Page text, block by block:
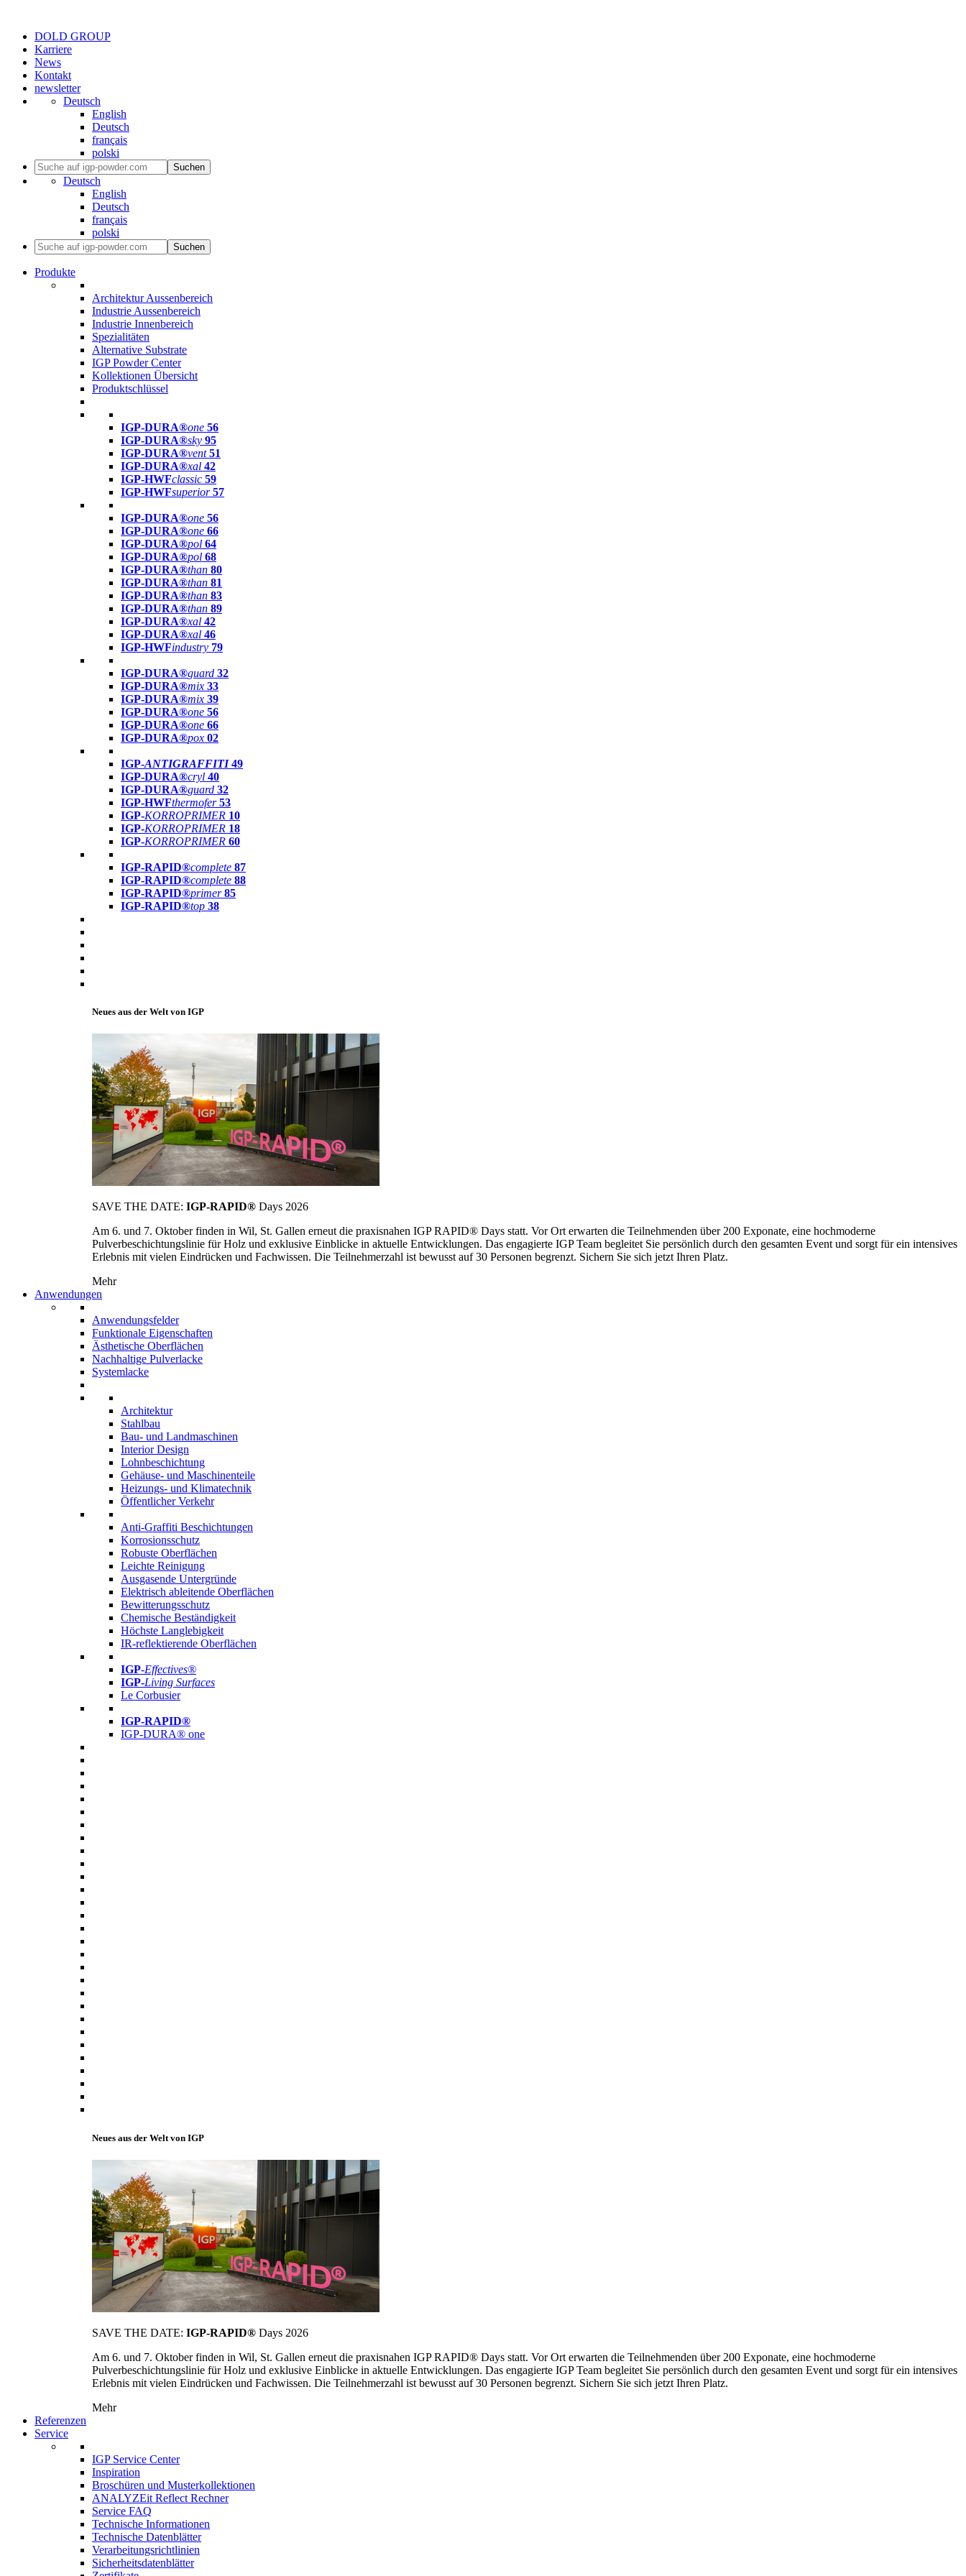
DOLD GROUP
Karriere
News
Kontakt
newsletter
Deutsch
English
Deutsch
français
polski
Suchen
Deutsch
English
Deutsch
français
polski
Suchen
Produkte
Architektur Aussenbereich
Industrie Aussenbereich
Industrie Innenbereich
Spezialitäten
Alternative Substrate
IGP Powder Center
Kollektionen Übersicht
Produktschlüssel
IGP-DURA®one 56
IGP-DURA®sky 95
IGP-DURA®vent 51
IGP-DURA®xal 42
IGP-HWFclassic 59
IGP-HWFsuperior 57
IGP-DURA®one 56
IGP-DURA®one 66
IGP-DURA®pol 64
IGP-DURA®pol 68
IGP-DURA®than 80
IGP-DURA®than 81
IGP-DURA®than 83
IGP-DURA®than 89
IGP-DURA®xal 42
IGP-DURA®xal 46
IGP-HWFindustry 79
IGP-DURA®guard 32
IGP-DURA®mix 33
IGP-DURA®mix 39
IGP-DURA®one 56
IGP-DURA®one 66
IGP-DURA®pox 02
IGP-ANTIGRAFFITI49
IGP-DURA®cryl 40
IGP-DURA®guard 32
IGP-HWFthermofer 53
IGP-KORROPRIMER 10
IGP-KORROPRIMER 18
IGP-KORROPRIMER 60
IGP-RAPID®complete 87
IGP-RAPID®complete 88
IGP-RAPID®primer 85
IGP-RAPID®top 38
Neues aus der Welt von IGP
SAVE THE DATE: IGP-RAPID® Days 2026
Am 6. und 7. Oktober finden in Wil, St. Gallen erneut die praxisnahen IGP RAPID® Days statt. Vor Ort erwarten die Teilnehmenden über 200 Exponate, eine hochmoderne
Pulverbeschichtungslinie für Holz und exklusive Einblicke in aktuelle Entwicklungen. Das engagierte IGP Team begleitet Sie persönlich durch den gesamten Event und sorgt für ein intensives
Erlebnis mit vielen Eindrücken und Fachwissen. Die Teilnehmerzahl ist bewusst auf 30 Personen begrenzt. Sichern Sie sich jetzt Ihren Platz.
Mehr
Anwendungen
Anwendungsfelder
Funktionale Eigenschaften
Ästhetische Oberflächen
Nachhaltige Pulverlacke
Systemlacke
Architektur
Stahlbau
Bau- und Landmaschinen
Interior Design
Lohnbeschichtung
Gehäuse- und Maschinenteile
Heizungs- und Klimatechnik
Öffentlicher Verkehr
Anti-Graffiti Beschichtungen
Korrosionsschutz
Robuste Oberflächen
Leichte Reinigung
Ausgasende Untergründe
Elektrisch ableitende Oberflächen
Bewitterungsschutz
Chemische Beständigkeit
Höchste Langlebigkeit
IR-reflektierende Oberflächen
IGP-Effectives®
IGP-Living Surfaces
Le Corbusier
IGP-RAPID®
IGP-DURA® one
Neues aus der Welt von IGP
SAVE THE DATE: IGP-RAPID® Days 2026
Am 6. und 7. Oktober finden in Wil, St. Gallen erneut die praxisnahen IGP RAPID® Days statt. Vor Ort erwarten die Teilnehmenden über 200 Exponate, eine hochmoderne
Pulverbeschichtungslinie für Holz und exklusive Einblicke in aktuelle Entwicklungen. Das engagierte IGP Team begleitet Sie persönlich durch den gesamten Event und sorgt für ein intensives
Erlebnis mit vielen Eindrücken und Fachwissen. Die Teilnehmerzahl ist bewusst auf 30 Personen begrenzt. Sichern Sie sich jetzt Ihren Platz.
Mehr
Referenzen
Service
IGP Service Center
Inspiration
Broschüren und Musterkollektionen
ANALYZEit Reflect Rechner
Service FAQ
Technische Informationen
Technische Datenblätter
Verarbeitungsrichtlinien
Sicherheitsdatenblätter